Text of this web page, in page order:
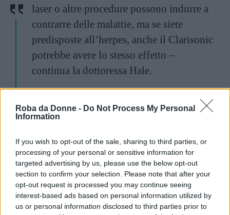
Roba da Donne - Do Not Process My Personal
Information
If you wish to opt-out of the sale, sharing to third parties, or
processing of your personal or sensitive information for
targeted advertising by us, please use the below opt-out
section to confirm your selection. Please note that after your
opt-out request is processed you may continue seeing
interest-based ads based on personal information utilized by
us or personal information disclosed to third parties prior to
laser o altre procedure possono indurre a
contrarre delle malattie, ma se siete
predisposte all’herpes, anche il Clarisonic
potrebbe avere lo stesso effetto –
continua la dottoressa Hale.
Retinolo e Retin A